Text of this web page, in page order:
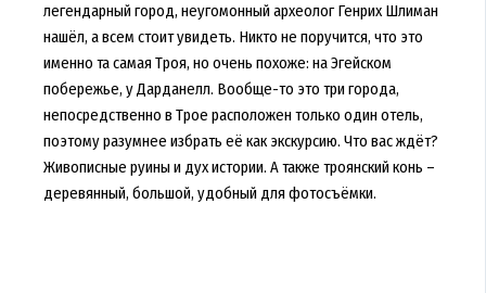
легендарный город, неугомонный археолог Генрих Шлиман
нашёл, а всем стоит увидеть. Никто не поручится, что это
именно та самая Троя, но очень похоже: на Эгейском
побережье, у Дарданелл. Вообще-то это три города,
непосредственно в Трое расположен только один отель,
поэтому разумнее избрать её как экскурсию. Что вас ждёт?
Живописные руины и дух истории. А также троянский конь –
деревянный, большой, удобный для фотосъёмки.